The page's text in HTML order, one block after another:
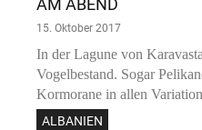
AM ABEND
15. Oktober 2017
In der Lagune von
Vogelbestand. Sogar
Kormorane in allen
ALBANIEN